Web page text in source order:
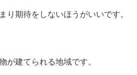
り期待をしないほうがいいです。
が建てられる地域です。